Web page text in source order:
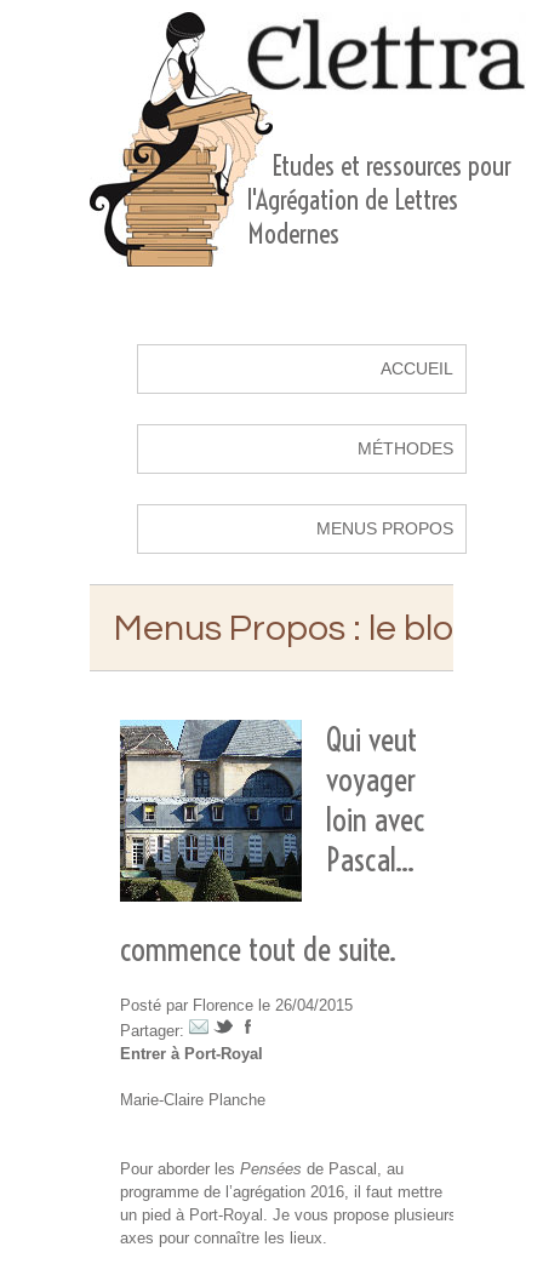
Etudes et ressources pour
l'Agrégation de Lettres
Modernes
ACCUEIL
MÉTHODES
MENUS PROPOS
Menus Propos : le blog
Qui veut
voyager
loin avec
Pascal...
commence tout de suite.
Posté par Florence le 26/04/2015
Partager:
Entrer à Port-Royal
Marie-Claire Planche
Pour aborder les Pensées de Pascal, au
programme de l’agrégation 2016, il faut mettre
un pied à Port-Royal. Je vous propose plusieurs
axes pour connaître les lieux.